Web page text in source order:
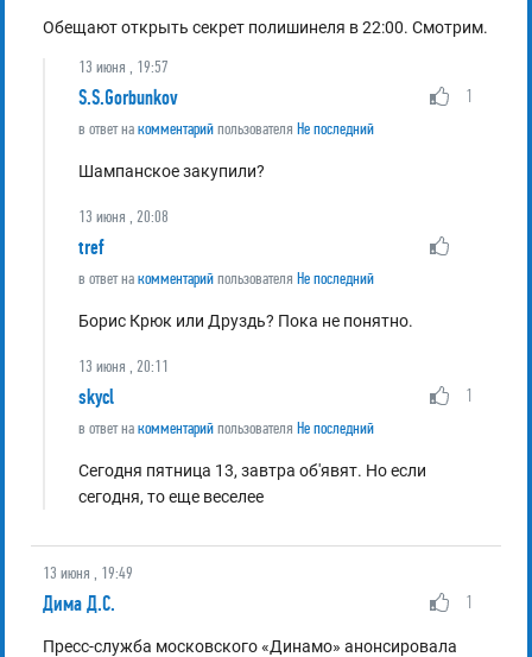
Обещают открыть секрет полишинеля в 22:00. Смотрим.
13 июня , 19:57
S.S.Gorbunkov 1
в ответ накомментарий пользователяНе последний
Шампанское закупили?
13 июня , 20:08
tref
в ответ накомментарий пользователяНе последний
Борис Крюк или Друздь? Пока не понятно.
13 июня , 20:11
skycl 1
в ответ накомментарий пользователяНе последний
Сегодня пятница 13, завтра об'явят. Но если
сегодня, то еще веселее
13 июня , 19:49
Дима Д.С. 1
Пресс-служба московского «Динамо» анонсировала